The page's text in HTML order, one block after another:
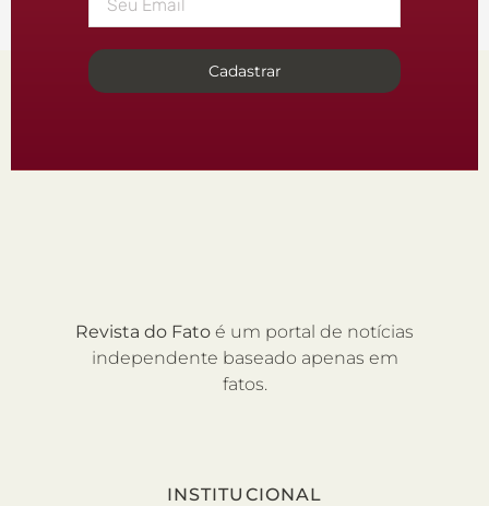
Cadastrar
Revista do Fato é um portal de notícias
independente baseado apenas em
fatos.
INSTITUCIONAL